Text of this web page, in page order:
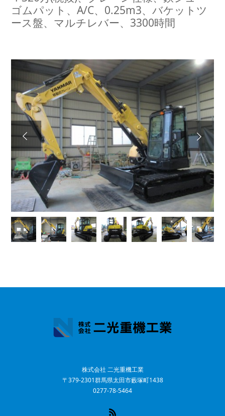
ゴムパット、A/C、0.25m3、バケットツ
ース盤、マルチレバー、3300時間
Next
株式会社 二光重機工業
〒379-2301群馬県太田市藪塚町1438
0277-78-5464